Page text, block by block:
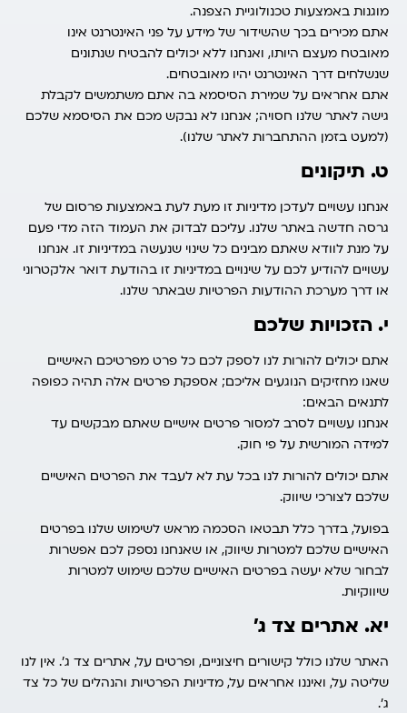
מוגנות באמצעות טכנולוגיית הצפנה.
אתם מכירים בכך שהשידור של מידע על פני האינטרנט אינו
מאובטח מעצם היותו, ואנחנו ללא יכולים להבטיח שנתונים
שנשלחים דרך האינטרנט יהיו מאובטחים.
אתם אחראים על שמירת הסיסמא בה אתם משתמשים לקבלת
גישה לאתר שלנו חסויה; אנחנו לא נבקש מכם את הסיסמא שלכם
(למעט בזמן ההתחברות לאתר שלנו).
ט. תיקונים
אנחנו עשויים לעדכן מדיניות זו מעת לעת באמצעות פרסום של
גרסה חדשה באתר שלנו. עליכם לבדוק את העמוד הזה מדי פעם
על מנת לוודא שאתם מבינים כל שינוי שנעשה במדיניות זו. אנחנו
עשויים להודיע לכם על שינויים במדיניות זו בהודעת דואר אלקטרוני
או דרך מערכת ההודעות הפרטיות שבאתר שלנו.
י. הזכויות שלכם
אתם יכולים להורות לנו לספק לכם כל פרט מפרטיכם האישיים
שאנו מחזיקים הנוגעים אליכם; אספקת פרטים אלה תהיה כפופה
לתנאים הבאים:
אנחנו עשויים לסרב למסור פרטים אישיים שאתם מבקשים עד
למידה המורשית על פי חוק.
אתם יכולים להורות לנו בכל עת לא לעבד את הפרטים האישיים
שלכם לצורכי שיווק.
בפועל, בדרך כלל תבטאו הסכמה מראש לשימוש שלנו בפרטים
האישיים שלכם למטרות שיווק, או שאנחנו נספק לכם אפשרות
לבחור שלא יעשה בפרטים האישיים שלכם שימוש למטרות
שיווקיות.
יא. אתרים צד ג’
האתר שלנו כולל קישורים חיצוניים, ופרטים על, אתרים צד ג’. אין לנו
שליטה על, ואיננו אחראים על, מדיניות הפרטיות והנהלים של כל צד
ג’.